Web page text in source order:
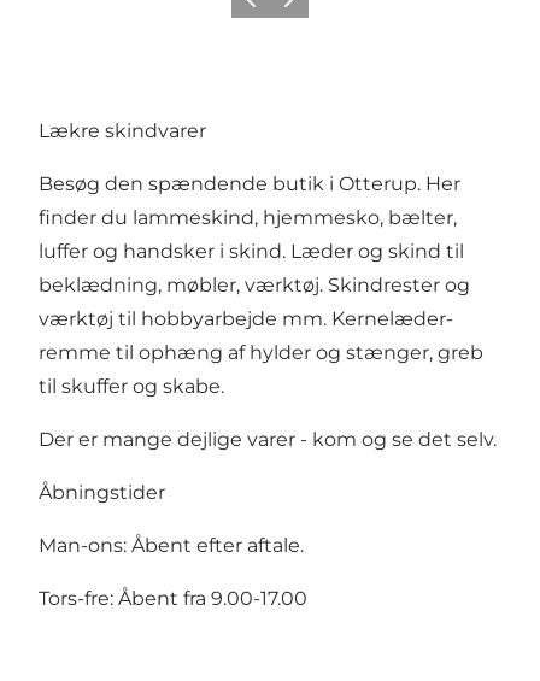
ForrigeNæste
Lækre skindvarer
Besøg den spændende butik i Otterup. Her
finder du lammeskind, hjemmesko, bælter,
luffer og handsker i skind. Læder og skind til
beklædning, møbler, værktøj. Skindrester og
værktøj til hobbyarbejde mm. Kernelæder-
remme til ophæng af hylder og stænger, greb
til skuffer og skabe.
Der er mange dejlige varer - kom og se det selv.
Åbningstider
Man-ons: Åbent efter aftale.
Tors-fre: Åbent fra 9.00-17.00